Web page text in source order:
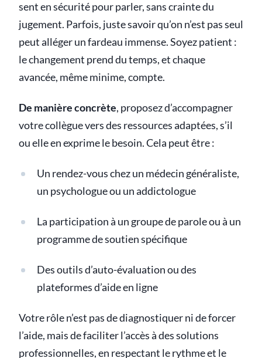
sent en sécurité pour parler, sans crainte du
jugement. Parfois, juste savoir qu’on n’est pas seul
peut alléger un fardeau immense. Soyez patient :
le changement prend du temps, et chaque
avancée, même minime, compte.
De manière concrète, proposez d’accompagner
votre collègue vers des ressources adaptées, s’il
ou elle en exprime le besoin. Cela peut être :
Un rendez-vous chez un médecin généraliste,
un psychologue ou un addictologue
La participation à un groupe de parole ou à un
programme de soutien spécifique
Des outils d’auto-évaluation ou des
plateformes d’aide en ligne
Votre rôle n’est pas de diagnostiquer ni de forcer
l’aide, mais de faciliter l’accès à des solutions
professionnelles, en respectant le rythme et le